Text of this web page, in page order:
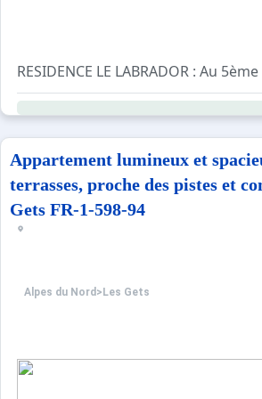
RESIDENCE LE LABRADOR : Au
Vous pourrez profiter de ce
CE LOGEMENT SE COMPOSE :
Une surface de 43m² - 4 couchages
- Salon séjour avec un canapé lit
- Cuisine équipée
- WC indépendant
Places de parking extérieure non
Appartement lumineux et
terrasses, proche des pistes et
Gets FR-1-598-94
Alpes du Nord > Les Gets